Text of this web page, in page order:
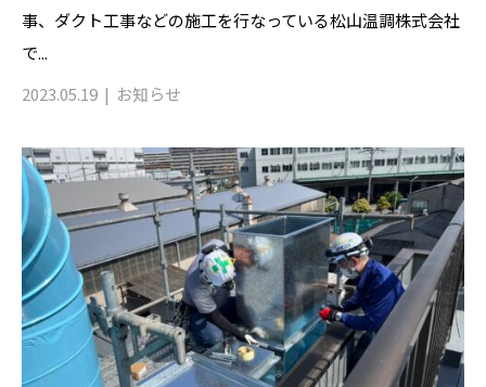
事、ダクト工事などの施工を行なっている松山温調株式会社
で...
2023.05.19
お知らせ